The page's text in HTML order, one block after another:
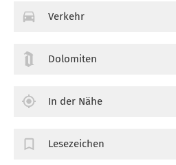
Verkehr
Dolomiten
In der Nähe
Lesezeichen